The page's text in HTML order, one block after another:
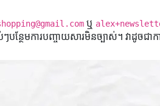
ឬ
ន្ថែមការបញ្ចាយសារមិនច្បាស់។ វាដូចជ